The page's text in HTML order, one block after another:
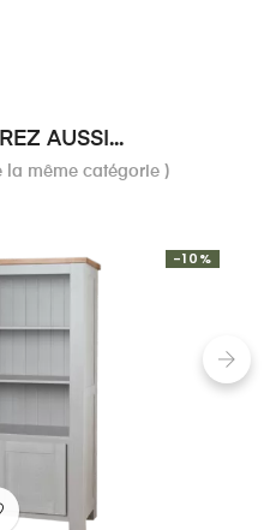
AUSSI...
la même catégorie )
-10%